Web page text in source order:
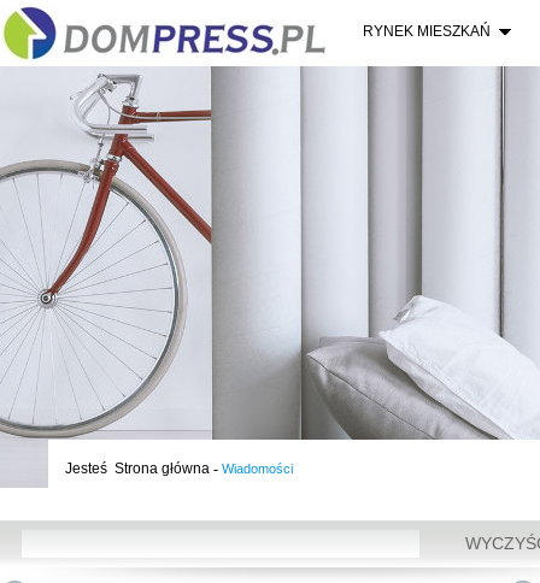
RYNEK MIESZKAŃ
Jesteś Strona główna - Wiadomości